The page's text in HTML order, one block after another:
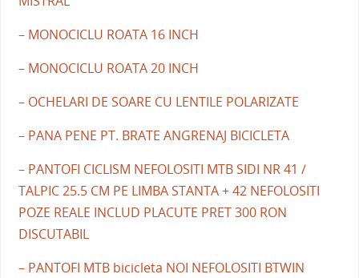
– MONOCICLU ROATA 16 INCH
– MONOCICLU ROATA 20 INCH
– OCHELARI DE SOARE CU LENTILE POLARIZATE
– PANA PENE PT. BRATE ANGRENAJ BICICLETA
– PANTOFI CICLISM NEFOLOSITI MTB SIDI NR 41 /
TALPIC 25.5 CM PE LIMBA STANTA + 42 NEFOLOSITI
POZE REALE INCLUD PLACUTE PRET 300 RON
DISCUTABIL
– PANTOFI MTB bicicleta NOI NEFOLOSITI BTWIN